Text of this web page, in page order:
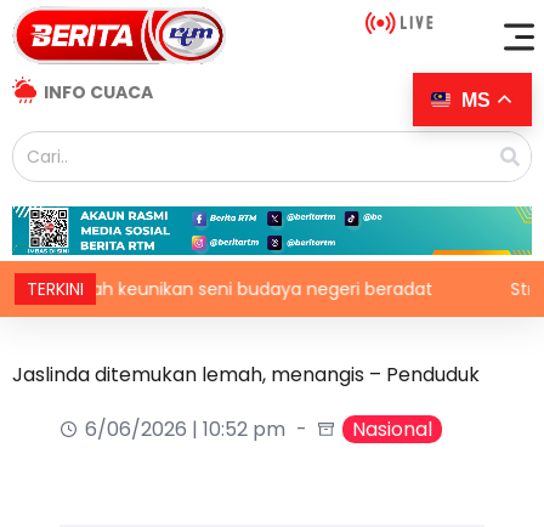
INFO CUACA
TERKINI
serlah keunikan seni budaya negeri beradat Struktur
Jaslinda ditemukan lemah, menangis – Penduduk
6/06/2026 | 10:52 pm
Nasional
MS